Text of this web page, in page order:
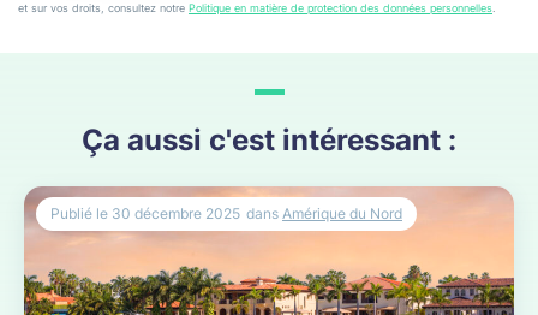
et sur vos droits, consultez notre Politique en matière de protection des données personnelles
Ça aussi c'est intéressant :
Publié le 30 décembre 2025 dans Amérique du Nord